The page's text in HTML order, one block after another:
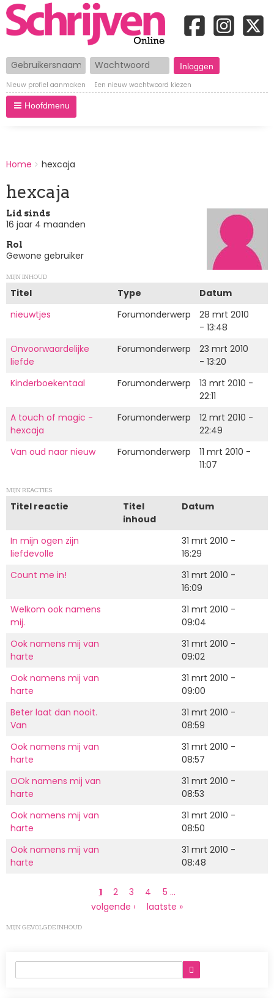
Gebruikersnaam Wachtwoord
Nieuw profiel aanmaken Een nieuw wachtwoord kiezen
Hoofdmenu
BREADCRUMBS
You
here:
Home hexcaja
hexcaja
Lid sinds
16 jaar 4 maanden
Rol
Gewone gebruiker
MIJN INHOUD
Titel Type
Datum
nieuwtjes
Forumonderwerp
28 mrt 2010
- 13:48
Onvoorwaardelijke
liefde
Forumonderwerp
23 mrt 2010
- 13:20
Kinderboekentaal
Forumonderwerp
13 mrt 2010 -
22:11
A touch of magic -
hexcaja
Forumonderwerp
12 mrt 2010 -
22:49
Van oud naar nieuw
Forumonderwerp
11 mrt 2010 -
11:07
MIJN REACTIES
Titel reactie
Titel
inhoud
Datum
In mijn ogen zijn
liefdevolle
31 mrt 2010 -
16:29
Count me in!
31 mrt 2010 -
16:09
Welkom ook namens
mij.
31 mrt 2010 -
09:04
Ook namens mij van
harte
31 mrt 2010 -
09:02
Ook namens mij van
harte
31 mrt 2010 -
09:00
Beter laat dan nooit.
Van
31 mrt 2010 -
08:59
Ook namens mij van
harte
31 mrt 2010 -
08:57
OOk namens mij van
harte
31 mrt 2010 -
08:53
Ook namens mij van
harte
31 mrt 2010 -
08:50
Ook namens mij van
harte
31 mrt 2010 -
08:48
Huidige
pagina
1 Page
2 Page
3 Page
4 Page
5 …
Volgende
volgende ›
Laatste
laatste »
MIJN GEVOLGDE INHOUD